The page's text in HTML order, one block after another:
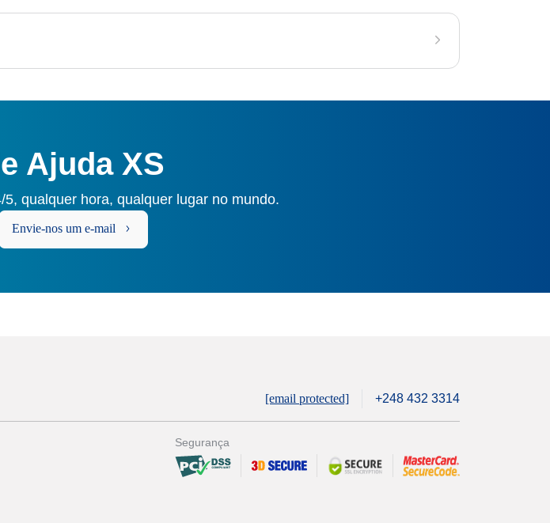
Ajuda XS
qualquer hora, qualquer lugar no mundo.
Envie-nos um e-mail
[email protected] +248 432 3314
Segurança